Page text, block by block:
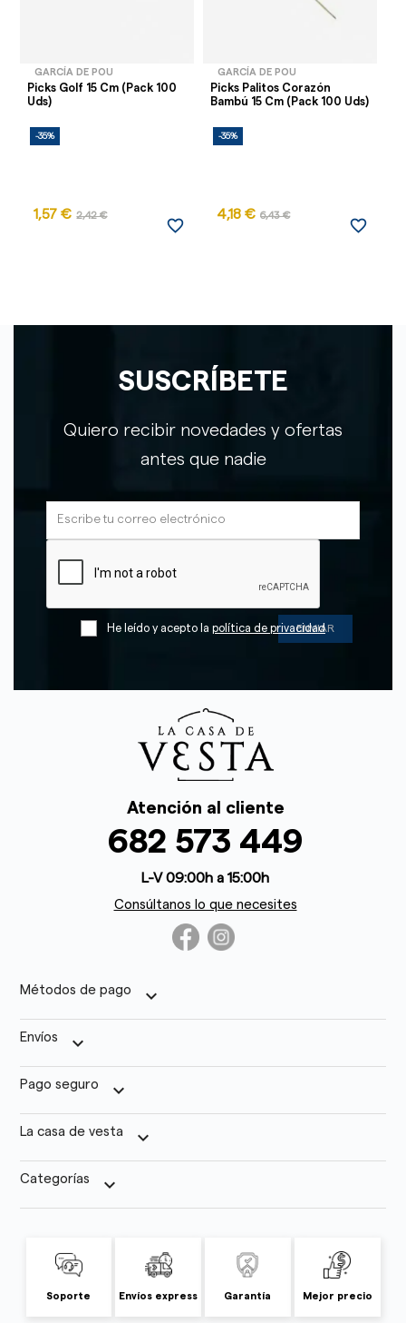
GARCÍA DE POU
Picks Golf 15 Cm (Pack 100
Uds)
-35%
1,57 € 2,42 €
favorite_border
GARCÍA DE POU
Picks Palitos Corazón
Bambú 15 Cm (Pack 100 Uds)
-35%
4,18 € 6,43 €
favorite_border
SUSCRÍBETE
Quiero recibir novedades y ofertas
antes que nadie
He leído y acepto la política de privacidad
Atención al cliente
682 573 449
L-V 09:00h a 15:00h
Consúltanos lo que necesites
Métodos de pago keyboard_arrow_down
Envíos keyboard_arrow_down
Pago seguro keyboard_arrow_down
La casa de vesta keyboard_arrow_down
Categorías keyboard_arrow_down
Soporte Envíos express Garantía Mejor precio